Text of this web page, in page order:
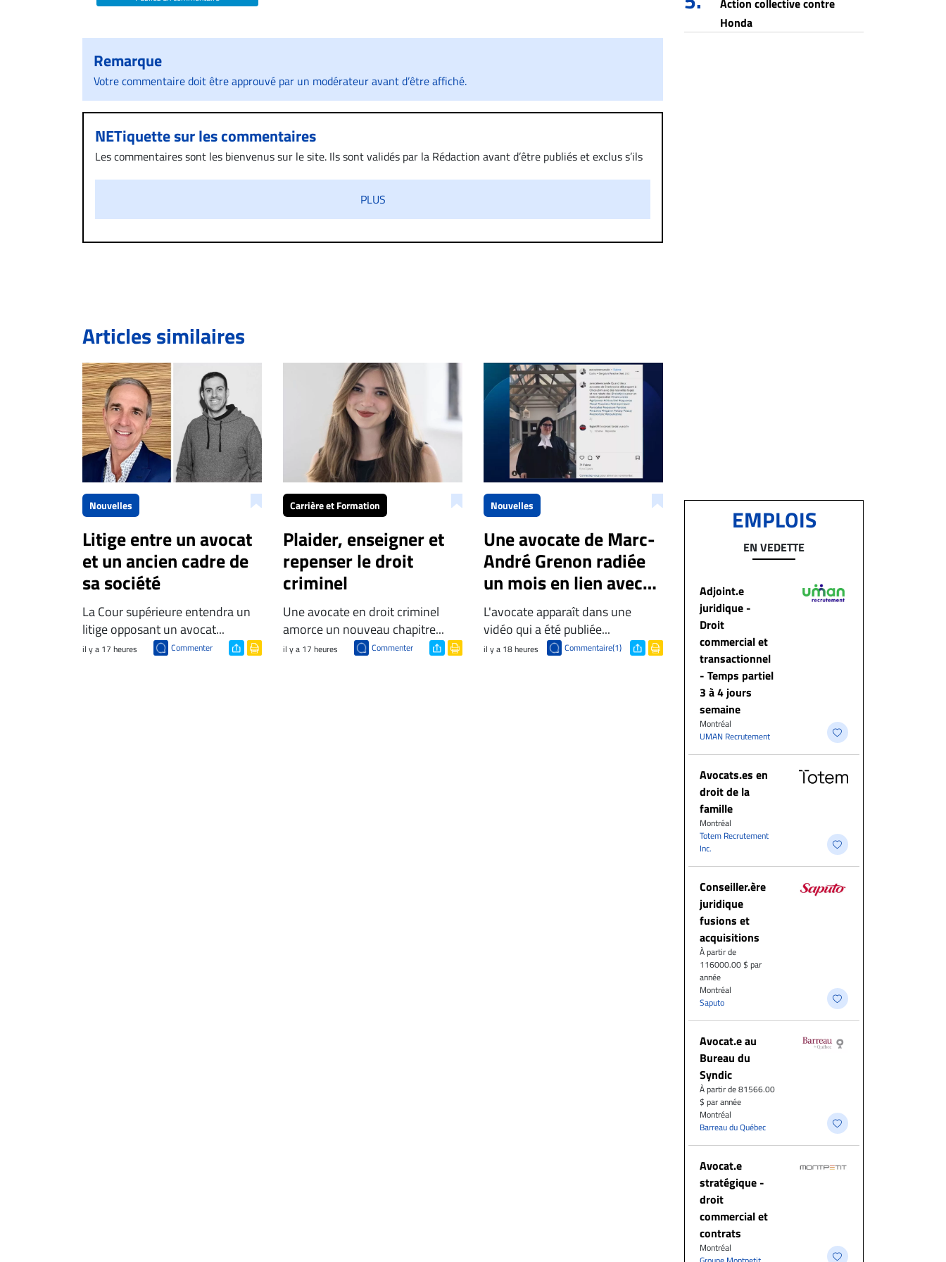
Remarque
Votre commentaire doit être approuvé par un modérateur avant d’être affiché.
NETiquette sur les commentaires
Les commentaires sont les bienvenus sur le site. Ils sont validés par la Rédaction avant d’être publiés et exclus s’ils
Si votre demande apparait légitime, le commentaire sera retiré sur le champ. Vous pouvez également utiliser
l’espace dédié aux commentaires pour publier, dans les mêmes conditions de validation, un droit de réponse.
PLUS
Articles similaires
Nouvelles
Litige entre un avocat
et un ancien cadre de
sa société
La Cour supérieure entendra un
litige opposant un avocat...
il y a 17 heures Commenter
Carrière et Formation
Plaider, enseigner et
repenser le droit
criminel
Une avocate en droit criminel
amorce un nouveau chapitre...
il y a 17 heures Commenter
Nouvelles
Une avocate de Marc-
André Grenon radiée
un mois en lien avec
une vidéo
« choquante »
L'avocate apparaît dans une
vidéo qui a été publiée...
il y a 18 heures Commentaire(1)
Action collective contre
Honda
EMPLOIS
EN VEDETTE
Adjoint.e
juridique -
Droit
commercial et
transactionnel
- Temps partiel
3 à 4 jours
semaine
Montréal
UMAN Recrutement
Avocats.es en
droit de la
famille
Montréal
Totem Recrutement
Inc.
Conseiller.ère
juridique
fusions et
acquisitions
À partir de
116000.00 $ par
année
Montréal
Saputo
Avocat.e au
Bureau du
Syndic
À partir de 81566.00
$ par année
Montréal
Barreau du Québec
Avocat.e
stratégique -
droit
commercial et
contrats
Montréal